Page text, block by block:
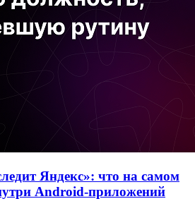
Яндекс»: что на самом
Android-приложений